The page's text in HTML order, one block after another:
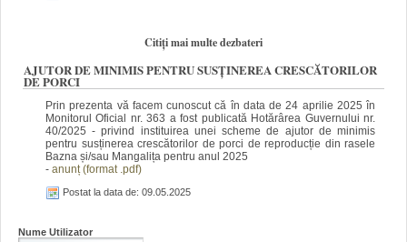
Citiți mai multe dezbateri
AJUTOR DE MINIMIS PENTRU SUSȚINEREA CRESCĂTORILOR
DE PORCI
Prin prezenta vă facem cunoscut că în data de 24 aprilie 2025 în
Monitorul Oficial nr. 363 a fost publicată Hotărârea Guvernului nr.
40/2025 - privind instituirea unei scheme de ajutor de minimis
pentru susținerea crescătorilor de porci de reproducție din rasele
Bazna și/sau Mangalița pentru anul 2025
- anunț (format .pdf)
Postat la data de: 09.05.2025
Nume Utilizator